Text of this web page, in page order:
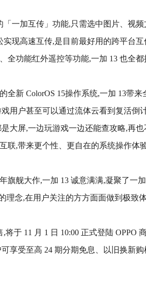
「一加互传」功能,只需选中图片、视
实现高速互传,是目前最好用的跨平台
全功能红外遥控等功能,一加 13 也全都
全新 ColorOS 15操作系统,一加 13带
用户甚至可以通过流体云看到复活倒
大屏,一边玩游戏一边还能查攻略,再
联,带来更个性、更自在的系统操作体
旗舰大作,一加 13 诚意满满,凝聚了一
理念,在用户关注的方方面面做到极致
,将于 11 月 1 日 10:00 正式登陆 OPPO
享受至高 24 期分期免息、以旧换新购